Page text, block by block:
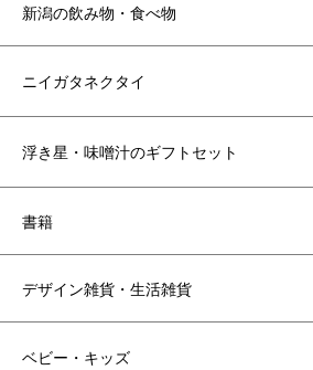
新潟の飲み物・食べ物
ニイガタネクタイ
浮き星・味噌汁のギフトセット
書籍
デザイン雑貨・生活雑貨
ベビー・キッズ